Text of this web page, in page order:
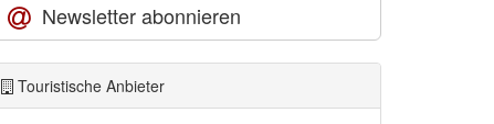
Newsletter abonnieren
Touristische Anbieter